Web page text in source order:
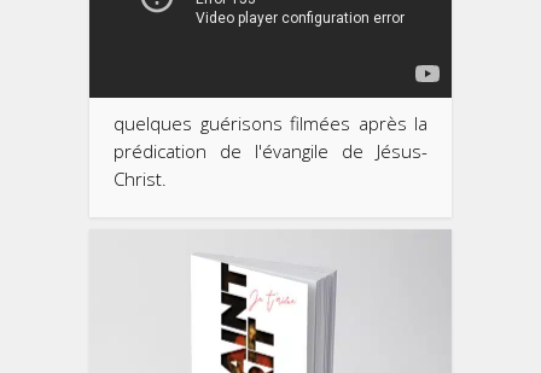
quelques guérisons filmées après la
prédication de l'évangile de Jésus-
Christ.